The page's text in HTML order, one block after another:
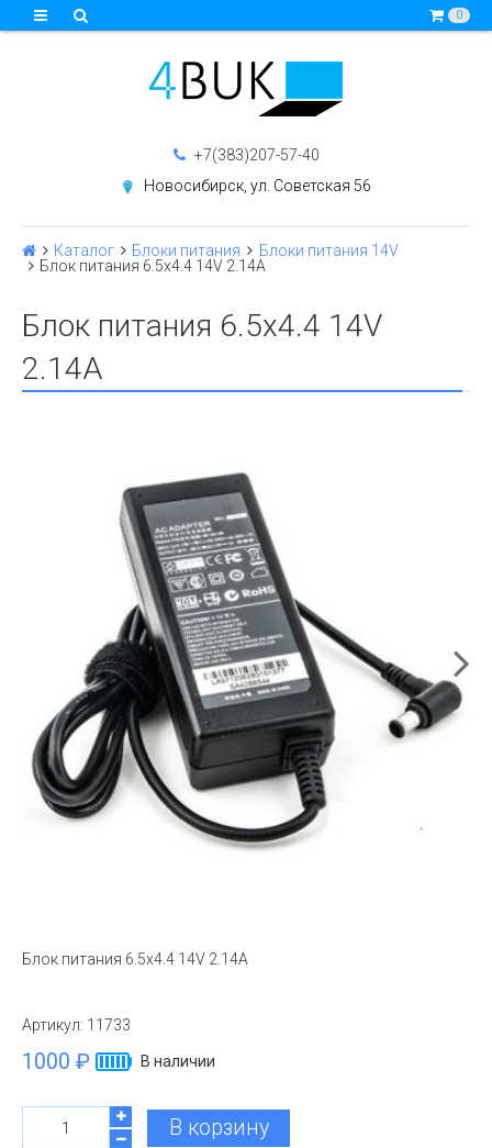
0
+7(383)207-57-40
Новосибирск, ул. Советская 56
Каталог Блоки питания
Блоки питания 14V
Блок питания 6.5x4.4 14V 2.14A
Блок питания 6.5x4.4 14V
2.14A
Блок питания 6.5x4.4 14V 2.14A
Артикул: 11733
1000 ₽ В наличии
В корзину